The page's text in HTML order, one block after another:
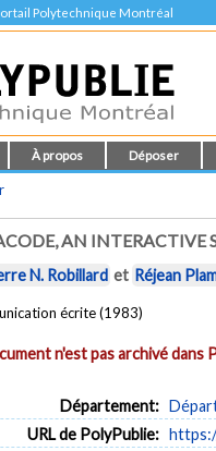
Polytechnique Montréal
À propos Déposer
AN INTERACTIVE
N. Robillard et Réjean
écrite (1983)
n'est pas archivé dans
Département:
URL de PolyPublie: